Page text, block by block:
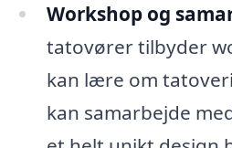
Workshop og
tatovører tilbyder
kan lære om
kan samarbejde